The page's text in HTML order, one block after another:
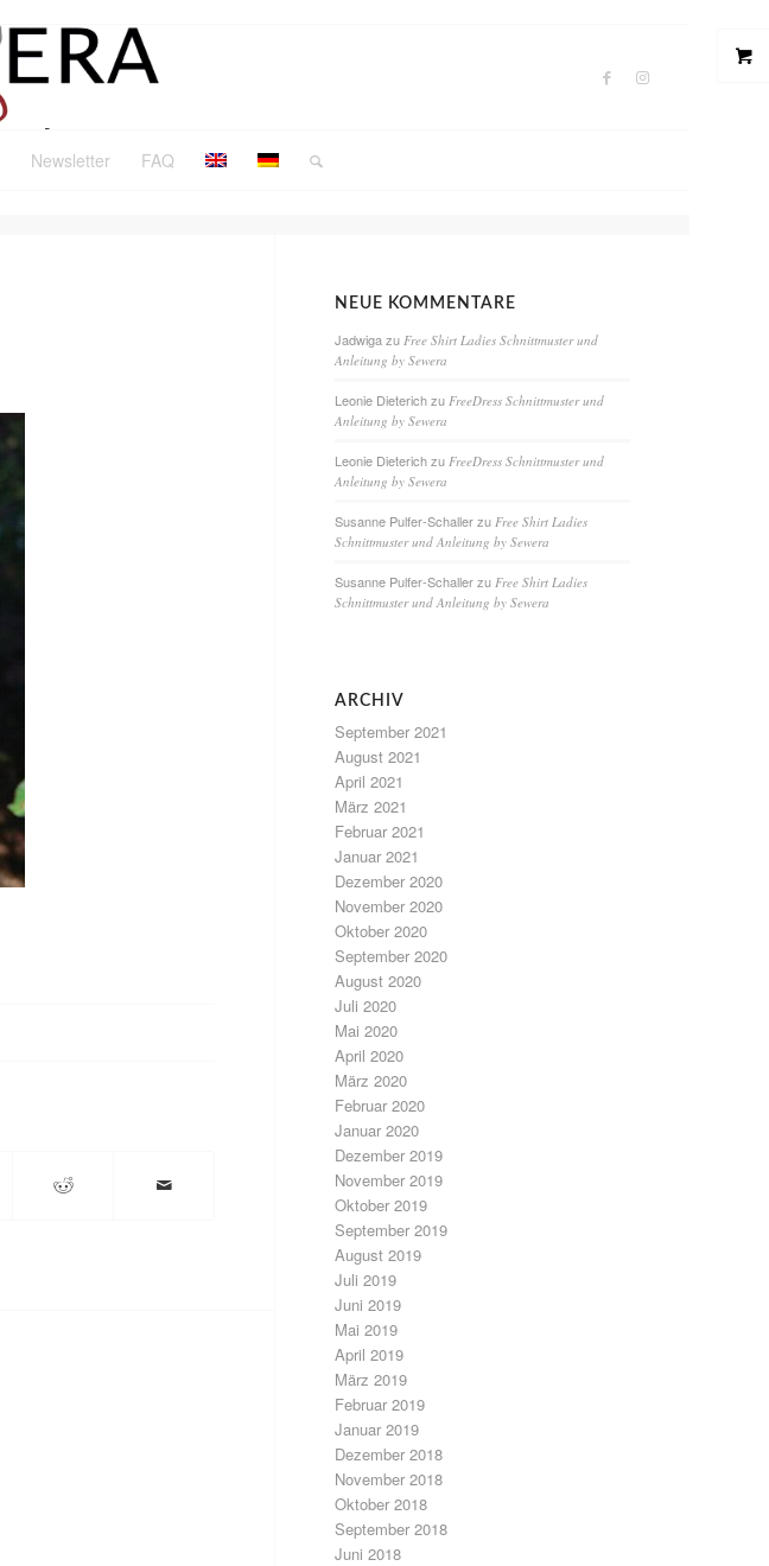
Newsletter FAQ
NEUE KOMMENTARE
Jadwigazu Free Shirt Ladies Schnittmuster und
Anleitung by Sewera
Leonie Dieterichzu FreeDress Schnittmuster und
Anleitung by Sewera
Leonie Dieterichzu FreeDress Schnittmuster und
Anleitung by Sewera
Susanne Pulfer-Schallerzu Free Shirt Ladies
Schnittmuster und Anleitung by Sewera
Susanne Pulfer-Schallerzu Free Shirt Ladies
Schnittmuster und Anleitung by Sewera
ARCHIV
September 2021
August 2021
April 2021
März 2021
Februar 2021
Januar 2021
Dezember 2020
November 2020
Oktober 2020
September 2020
August 2020
Juli 2020
Mai 2020
April 2020
März 2020
Februar 2020
Januar 2020
Dezember 2019
November 2019
Oktober 2019
September 2019
August 2019
Juli 2019
Juni 2019
Mai 2019
April 2019
März 2019
Februar 2019
Januar 2019
Dezember 2018
November 2018
Oktober 2018
September 2018
Juni 2018